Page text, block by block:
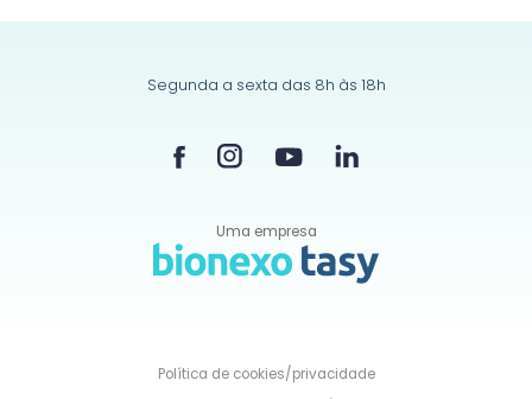
Segunda a sexta das 8h às 18h
Uma empresa
Política decookies/privacidade